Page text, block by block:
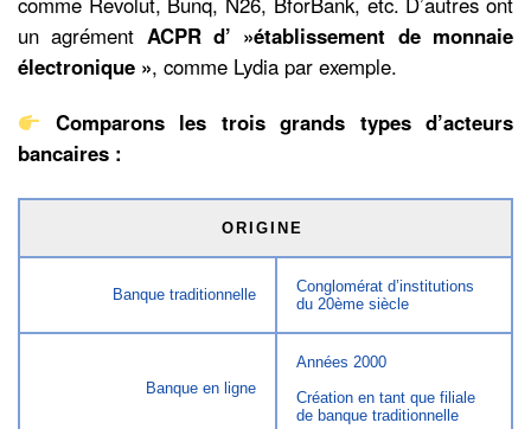
un agrément ACPR d’ »établissement de monnaie
électronique », comme Lydia par exemple.
Comparons les trois grands types d’acteurs
bancaires :
ORIGINE
Banque traditionnelle
Conglomérat d’institutions
du 20ème siècle
Banque en ligne
Années 2000
Création en tant que filiale
de banque traditionnelle